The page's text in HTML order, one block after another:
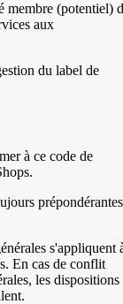
membre (potentiel)
aux
du label de
à ce code de
prépondérantes
s'appliquent
En cas de conflit
les dispositions